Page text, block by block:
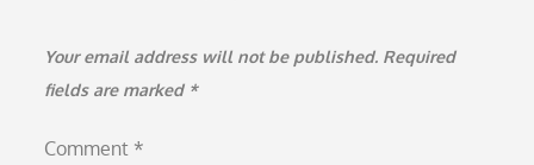
Your email address will not be published. Required
fields are marked *
Comment *